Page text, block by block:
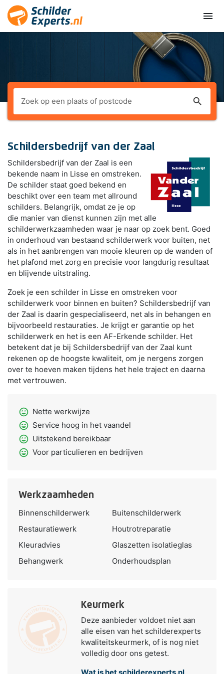
menu
search
Schildersbedrijf van der Zaal
Schildersbedrijf van der Zaal is een
bekende naam in Lisse en omstreken.
De schilder staat goed bekend en
beschikt over een team met allround
schilders. Belangrijk, omdat ze je op
die manier van dienst kunnen zijn met alle
schilderwerkzaamheden waar je naar op zoek bent. Goed
in onderhoud van bestaand schilderwerk voor buiten, net
als in het aanbrengen van mooie kleuren op de wanden of
het plafond met zorg en precisie voor langdurig resultaat
en blijvende uitstraling.
Zoek je een schilder in Lisse en omstreken voor
schilderwerk voor binnen en buiten? Schildersbedrijf van
der Zaal is daarin gespecialiseerd, net als in behangen en
bijvoorbeeld restauraties. Je krijgt er garantie op het
schilderwerk en het is een AF-Erkende schilder. Het
betekent dat je bij Schildersbedrijf van der Zaal kunt
rekenen op de hoogste kwaliteit, om je nergens zorgen
over te hoeven maken tijdens het hele traject en daarna
met vertrouwen.
sentiment_very_satisfied Nette werkwijze
sentiment_very_satisfied Service hoog in het vaandel
sentiment_very_satisfied Uitstekend bereikbaar
sentiment_very_satisfied Voor particulieren en bedrijven
Werkzaamheden
Binnenschilderwerk
Buitenschilderwerk
Restauratiewerk
Houtrotreparatie
Kleuradvies
Glaszetten isolatieglas
Behangwerk
Onderhoudsplan
Keurmerk
Deze aanbieder voldoet niet aan
alle eisen van het schilderexperts
kwaliteitskeurmerk, of is nog niet
volledig door ons getest.